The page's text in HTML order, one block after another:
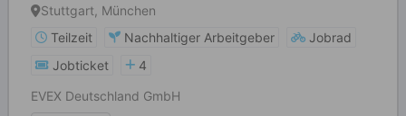
Stuttgart, München
Teilzeit
Nachhaltiger Arbeitgeber
Jobrad
Jobticket
4
EVEX Deutschland GmbH